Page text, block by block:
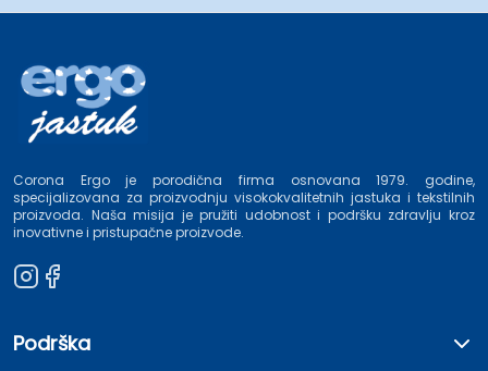
Corona Ergo je porodična firma osnovana 1979. godine,
specijalizovana za proizvodnju visokokvalitetnih jastuka i tekstilnih
proizvoda. Naša misija je pružiti udobnost i podršku zdravlju kroz
inovativne i pristupačne proizvode.
Podrška